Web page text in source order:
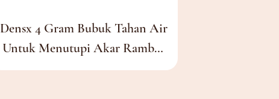
Densx 4 Gram Bubuk Tahan Air
Untuk Menutupi Akar Rambut
Dan Garis Rambut Wanita,